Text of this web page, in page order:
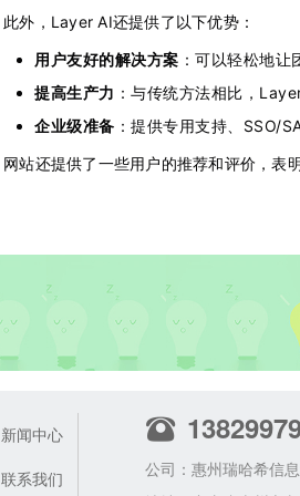
此外，Layer AI还提供了以下优势：
用户友好的解决方案 ：可以轻松地让
提高生产力 ：与传统方法相比，
企业级准备 ：提供专用支持、SSO/
网站还提供了一些用户的推荐和评价，表
新闻中心
联系我们
公司：惠州瑞哈希信